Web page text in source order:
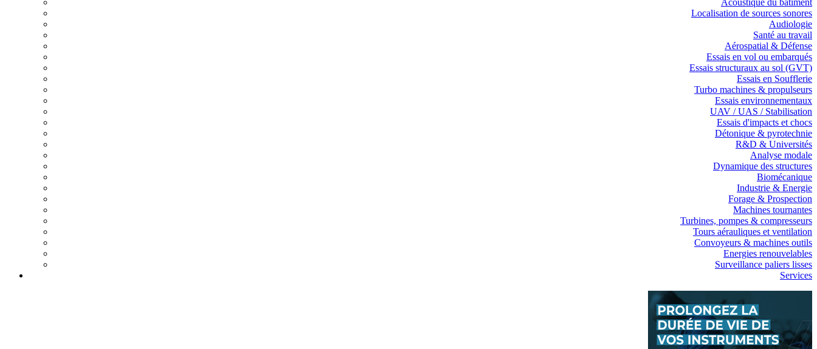
Acoustique du bâtiment
Localisation de sources sonores
Audiologie
Santé au travail
Aérospatial & Défense
Essais en vol ou embarqués
Essais structuraux au sol (GVT)
Essais en Soufflerie
Turbo machines & propulseurs
Essais environnementaux
UAV / UAS / Stabilisation
Essais d'impacts et chocs
Détonique & pyrotechnie
R&D & Universités
Analyse modale
Dynamique des structures
Biomécanique
Industrie & Energie
Forage & Prospection
Machines tournantes
Turbines, pompes & compresseurs
Tours aérauliques et ventilation
Convoyeurs & machines outils
Energies renouvelables
Surveillance paliers lisses
Services